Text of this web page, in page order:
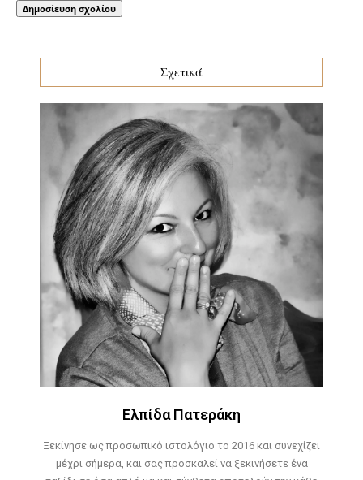
Σχετικά
Ελπίδα Πατεράκη
Ξεκίνησε ως προσωπικό ιστολόγιο το 2016 και συνεχίζει
μέχρι σήμερα, και σας προσκαλεί να ξεκινήσετε ένα